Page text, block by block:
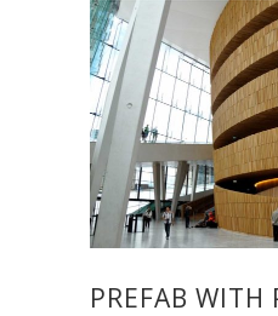
PREFAB WITH